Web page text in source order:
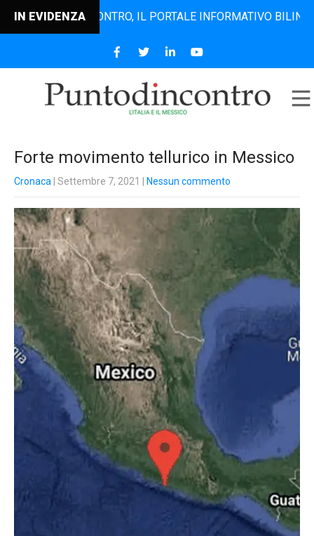
IN EVIDENZA
PUNTODINCONTRO, IL PORTALE INFORMATIVO BILINGUE
Forte movimento tellurico in Messico
Cronaca | Settembre 7, 2021 Nessun commento